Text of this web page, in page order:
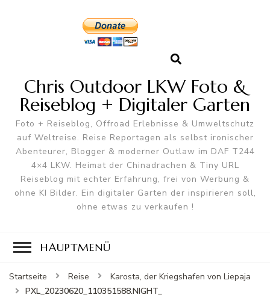
Chris Outdoor LKW Foto &
Reiseblog + Digitaler Garten
Foto + Reiseblog, Offroad Erlebnisse & Umweltschutz
auf Weltreise. Reise Reportagen als selbst ironischer
Abenteurer, Blogger & moderner Outlaw im DAF T244
4×4 LKW. Heimat der Chinadrachen & Tiny URL
Reiseblog mit echter Erfahrung, frei von Werbung &
ohne KI Bilder. Ein digitaler Garten der inspirieren soll,
ohne etwas zu verkaufen !
HAUPTMENÜ
Startseite Reise
Karosta, der Kriegshafen von Liepaja
PXL_20230620_110351588.NIGHT_